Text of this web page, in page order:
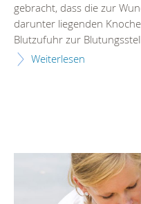
gebracht, dass die zur
darunter liegenden
Blutzufuhr zur
Weiterlesen